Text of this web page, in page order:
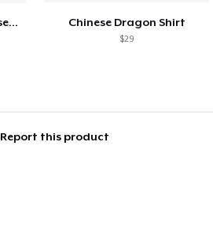
Year of the Snake Chinese New Year Chinese Dragon Shirt
$29
Report this product